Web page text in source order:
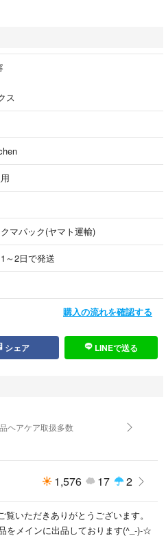
ります。やお子様のいるご家庭、ペッ
ただけます。
ス
マパック(ヤマト運輸)
～2日で発送
購入の流れを確認する
シェア LINEで送る
ヘアケア取扱多数
1,576 17 2
いただきありがとうございます。
をメインに出品しております(^_-)-☆